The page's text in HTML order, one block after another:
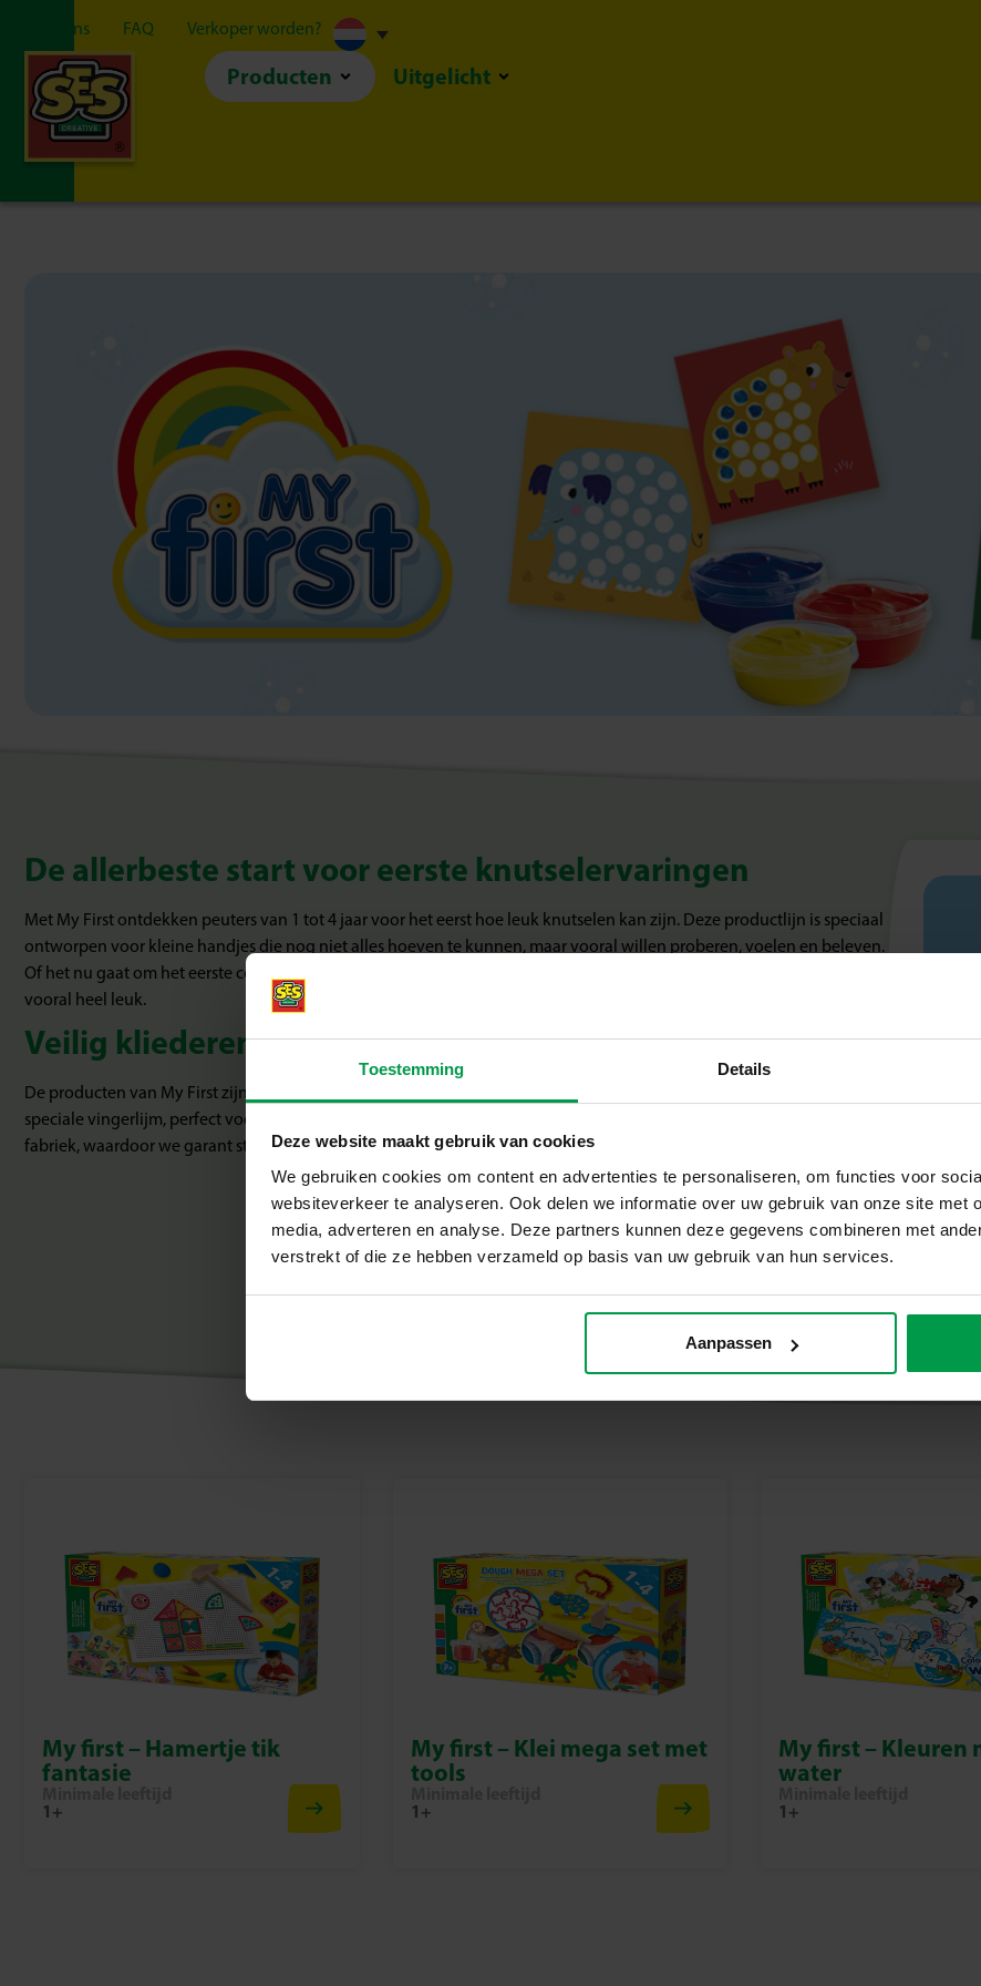
Toestemming Details
Deze website maakt gebruik van cookies
We gebruiken cookies om content en advertenties te personaliseren, om functies voor
websiteverkeer te analyseren. Ook delen we informatie over uw gebruik van onze site met
media, adverteren en analyse. Deze partners kunnen deze gegevens combineren met
verstrekt of die ze hebben verzameld op basis van uw gebruik van hun services.
Aanpassen
Over ons FAQ Verkoper worden?
Producten Uitgelicht
De allerbeste start voor eerste knutselervaringen
Met My First ontdekken peuters van 1 tot 4 jaar voor het eerst hoe leuk knutselen kan zijn. Deze productlijn is speciaal
ontworpen voor kleine handjes die nog niet alles hoeven te kunnen, maar vooral willen proberen, voelen en beleven.
Of het nu gaat om het eerste contact met verf, klei of lijm: My First maakt die eerste creatieve stapjes extra makkelijk én
vooral heel leuk.
Veilig kliederen met verf en lijm
De producten van My First zijn gemaakt om zorgeloos te experimenteren. Denk aan vrolijke vingerverf, zachte klei en
speciale vingerlijm, perfect voor peuters die net beginnen met knutselen. Alles wordt geproduceerd in onze eigen
fabriek, waardoor we garant staan voor super veilige, glutenvrije en vegan producten.
My first – Hamertje tik
fantasie
1+
My first – Klei mega set met
tools
1+
My first – Kleuren
water
1+